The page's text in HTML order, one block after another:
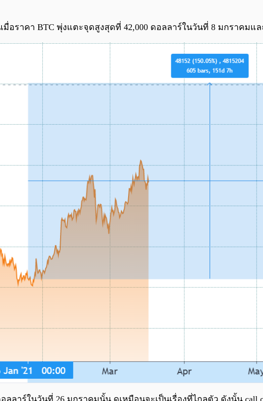
อราคา BTC พุ่งแตะจุดสูงสุดที่ 42,000 ดอลลาร์ในวันที่ 8 มกราคมแ
ลลาร์ในวันที่ 26 มกราคมนั้น ดูเหมือนจะเป็นเรื่องที่ไกลตัว ดังนั้น